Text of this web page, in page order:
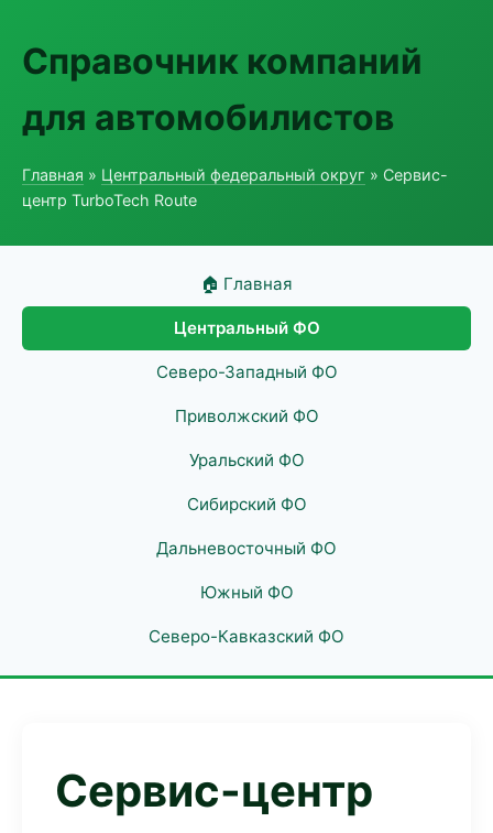
Справочник компаний
для автомобилистов
Главная » Центральный федеральный округ » Сервис-
центр TurboTech Route
🏠 Главная
Центральный ФО
Северо-Западный ФО
Приволжский ФО
Уральский ФО
Сибирский ФО
Дальневосточный ФО
Южный ФО
Северо-Кавказский ФО
Сервис-центр